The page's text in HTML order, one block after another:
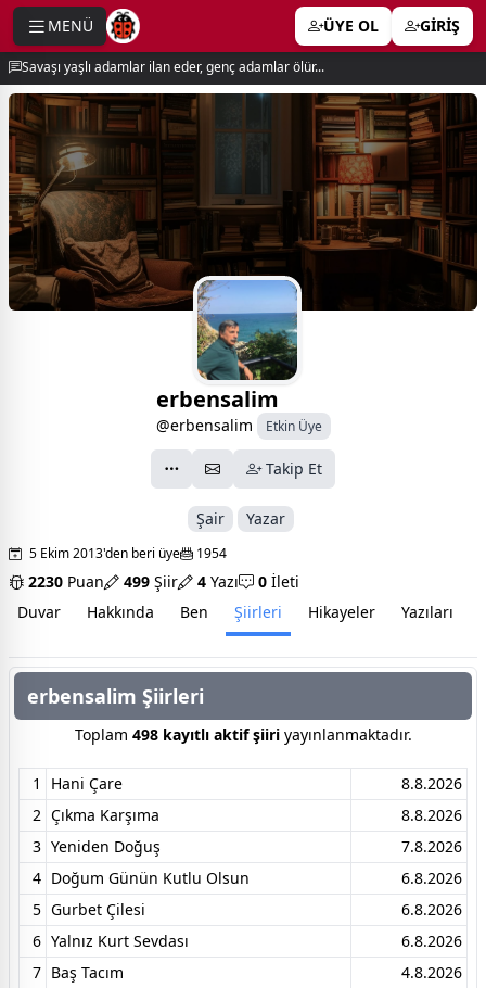
MENÜ ÜYE OL GİRİŞ
Savaşı yaşlı adamlar ilan eder, genç adamlar ölür...
erbensalim
@erbensalim Etkin Üye
Takip Et
Şair Yazar
5 Ekim 2013'den beri üye 1954
2230 Puan 499 Şiir 4 Yazı 0 İleti
Duvar
Hakkında Ben Şiirleri Hikayeler Yazıları
erbensalim Şiirleri
Toplam 498 kayıtlı aktif şiiriyayınlanmaktadır.
1 Hani Çare
8.8.2026
2 Çıkma Karşıma
8.8.2026
3 Yeniden Doğuş
7.8.2026
4 Doğum Günün Kutlu Olsun
6.8.2026
5 Gurbet Çilesi
6.8.2026
6 Yalnız Kurt Sevdası
6.8.2026
7 Baş Tacım
4.8.2026
menu